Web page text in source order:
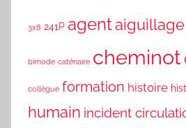
3x8 241P agentaiguillage
bimode caténaire cheminot
collègue formation histoire
humain incident